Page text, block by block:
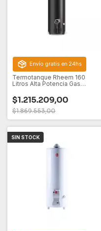
Envío gratis en 24hs
Termotanque Rheem 160
Litros Alta Potencia Gas
$1.215.209,00
$1.869.553,00
SIN STOCK